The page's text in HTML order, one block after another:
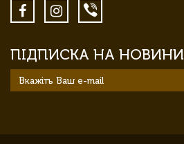
ПІДПИСКА НА НОВИНИ